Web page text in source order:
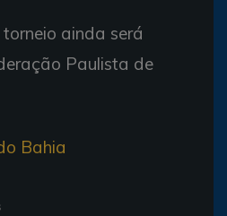
ainda será
Paulista de
Bahia